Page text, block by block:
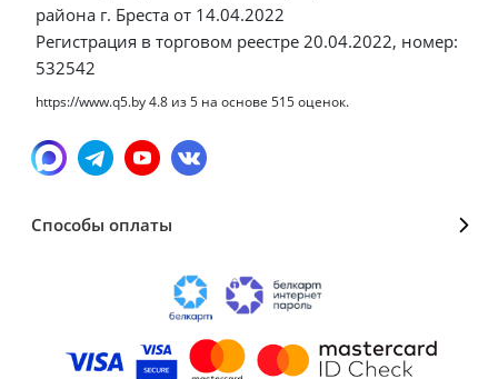
района г. Бреста от 14.04.2022
Регистрация в торговом реестре 20.04.2022, номер:
532542
https://www.q5.by4.8 из5 на основе 515оценок.
Способы оплаты